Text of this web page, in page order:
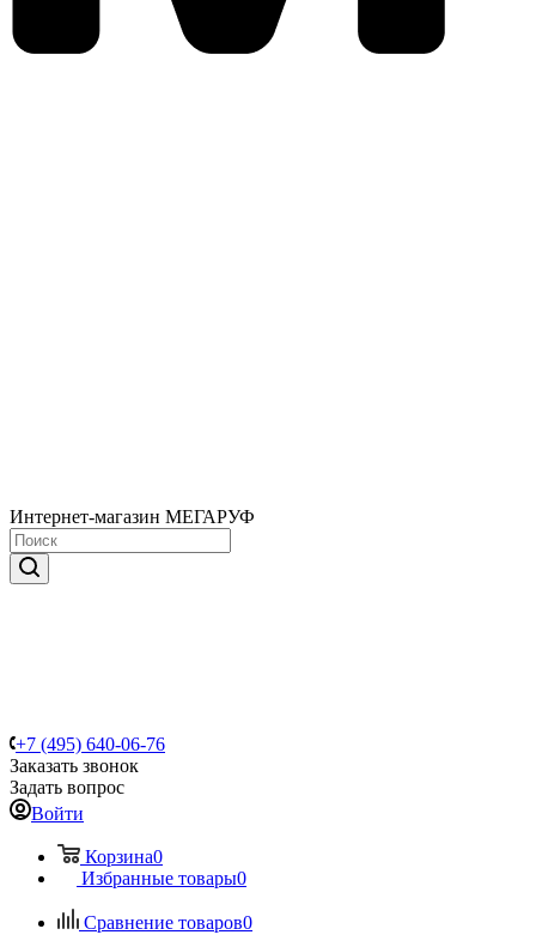
Интернет-магазин МЕГАРУФ
+7 (495) 640-06-76
Заказать звонок
Задать вопрос
Войти
Корзина0
Избранные товары0
Сравнение товаров0